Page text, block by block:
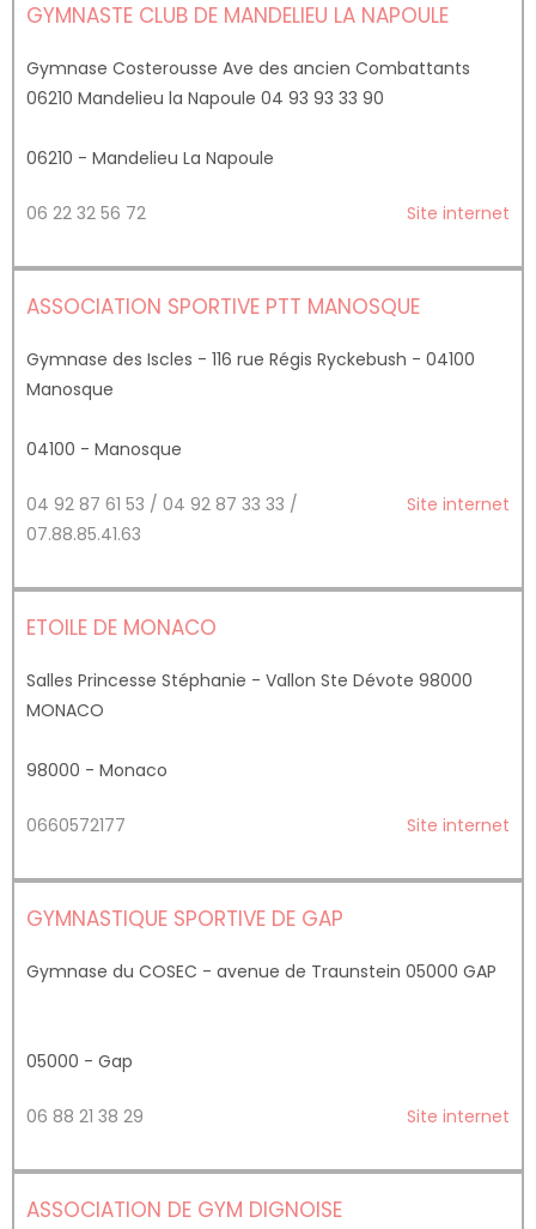
GYMNASTE CLUB DE MANDELIEU LA NAPOULE
Gymnase Costerousse Ave des ancien Combattants
06210 Mandelieu la Napoule 04 93 93 33 90
06210 - Mandelieu La Napoule
Site internet
06 22 32 56 72
ASSOCIATION SPORTIVE PTT MANOSQUE
Gymnase des Iscles - 116 rue Régis Ryckebush - 04100
Manosque
04100 - Manosque
Site internet
04 92 87 61 53 / 04 92 87 33 33 /
07.88.85.41.63
ETOILE DE MONACO
Salles Princesse Stéphanie - Vallon Ste Dévote 98000
MONACO
98000 - Monaco
Site internet
0660572177
GYMNASTIQUE SPORTIVE DE GAP
Gymnase du COSEC - avenue de Traunstein 05000 GAP
05000 - Gap
Site internet
06 88 21 38 29
ASSOCIATION DE GYM DIGNOISE